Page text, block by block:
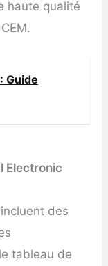
haute qualité
Guide
Electronic
des
tableau de